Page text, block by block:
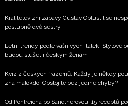
Král televizní zábavy Gustav Oplustil se
postupně dvě sestry
Letní trendy podle vášnivých Italek. Stylové
budou slušet i českým ženám
Kvíz z českých frazémů: Každý je někdy
zná málokdo. Obstojíte bez jediné chyby?
Od Pohlreicha po Sandtnerovou: 15 receptů